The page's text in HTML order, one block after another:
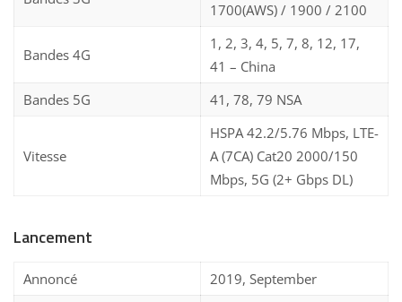
1700(AWS) / 1900 / 2100
Bandes 4G
1, 2, 3, 4, 5, 7, 8, 12, 17,
41 – China
Bandes 5G
41, 78, 79 NSA
Vitesse
HSPA 42.2/5.76 Mbps, LTE-
A (7CA) Cat20 2000/150
Mbps, 5G (2+ Gbps DL)
Lancement
Annoncé 2019, September